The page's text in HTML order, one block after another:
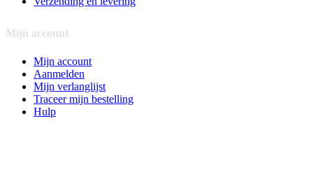
Mijn account
Mijn account
Aanmelden
Mijn verlanglijst
Traceer mijn bestelling
Hulp